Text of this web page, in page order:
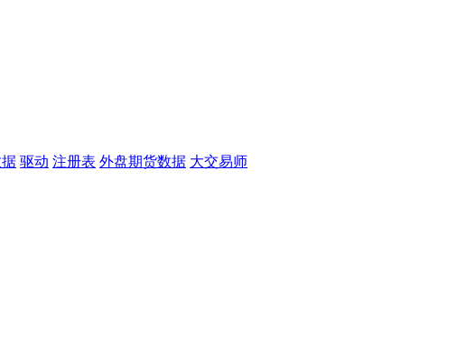
驱动 注册表 外盘期货数据 大交易师